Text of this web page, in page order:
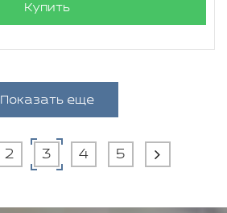
Купить
Показать еще
2 3 4 5